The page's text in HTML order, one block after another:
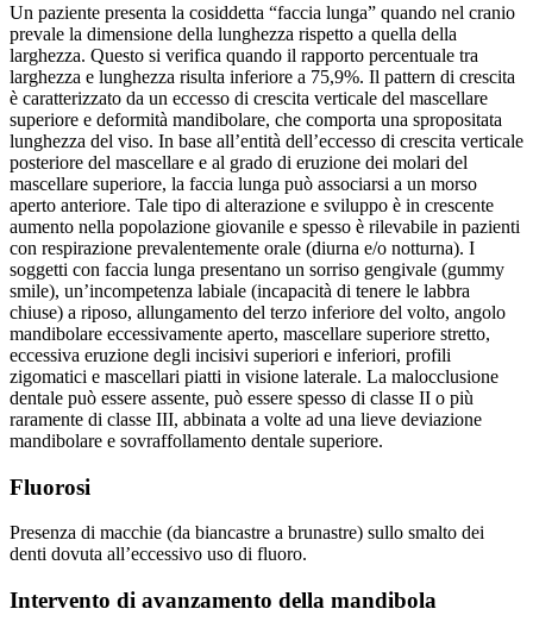
Un paziente presenta la cosiddetta “faccia lunga” quando nel cranio
prevale la dimensione della lunghezza rispetto a quella della
larghezza. Questo si verifica quando il rapporto percentuale tra
larghezza e lunghezza risulta inferiore a 75,9%. Il pattern di crescita
è caratterizzato da un eccesso di crescita verticale del mascellare
superiore e deformità mandibolare, che comporta una spropositata
lunghezza del viso. In base all’entità dell’eccesso di crescita verticale
posteriore del mascellare e al grado di eruzione dei molari del
mascellare superiore, la faccia lunga può associarsi a un morso
aperto anteriore. Tale tipo di alterazione e sviluppo è in crescente
aumento nella popolazione giovanile e spesso è rilevabile in pazienti
con respirazione prevalentemente orale (diurna e/o notturna). I
soggetti con faccia lunga presentano un sorriso gengivale (gummy
smile), un’incompetenza labiale (incapacità di tenere le labbra
chiuse) a riposo, allungamento del terzo inferiore del volto, angolo
mandibolare eccessivamente aperto, mascellare superiore stretto,
eccessiva eruzione degli incisivi superiori e inferiori, profili
zigomatici e mascellari piatti in visione laterale. La malocclusione
dentale può essere assente, può essere spesso di classe II o più
raramente di classe III, abbinata a volte ad una lieve deviazione
mandibolare e sovraffollamento dentale superiore.
Fluorosi
Presenza di macchie (da biancastre a brunastre) sullo smalto dei
denti dovuta all’eccessivo uso di fluoro.
Intervento di avanzamento della mandibola